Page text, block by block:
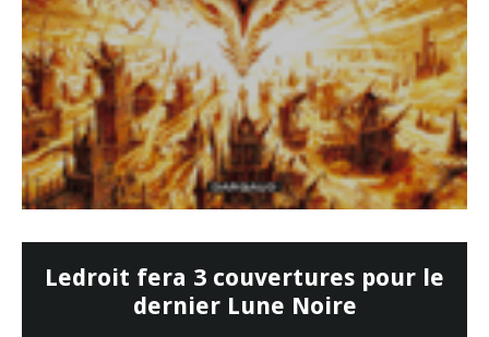
Ledroit fera 3 couvertures pour le
dernier Lune Noire